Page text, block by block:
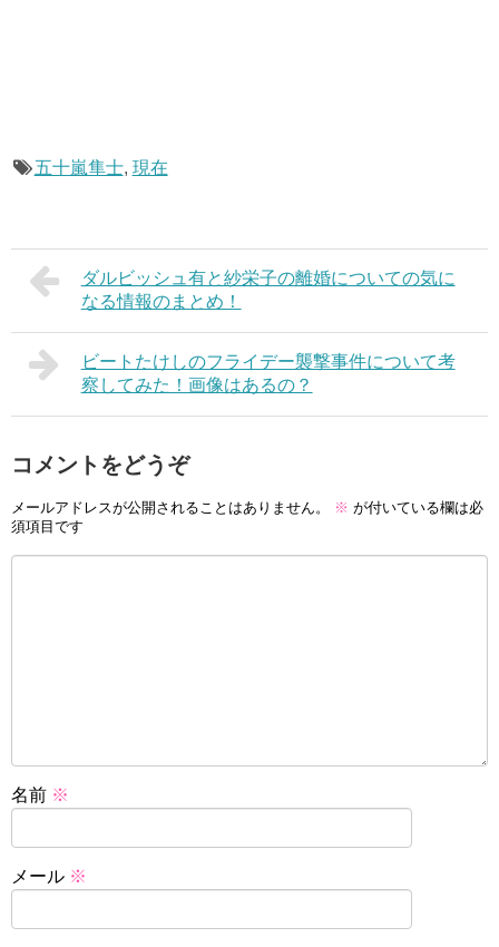
五十嵐隼士, 現在
ダルビッシュ有と紗栄子の離婚についての気に
なる情報のまとめ！
ビートたけしのフライデー襲撃事件について考
察してみた！画像はあるの？
コメントをどうぞ
メールアドレスが公開されることはありません。 ※ が付いている欄は必
須項目です
名前 ※
メール ※